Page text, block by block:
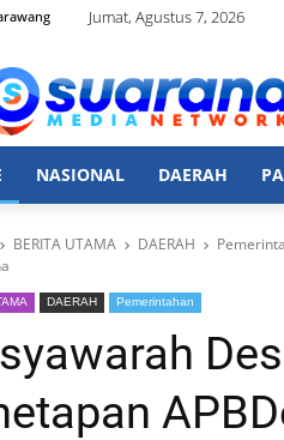
Jumat, Agustus 7, 2026
NASIONAL DAERAH
BERITA UTAMA DAERAH
DAERAH Pemerintahan